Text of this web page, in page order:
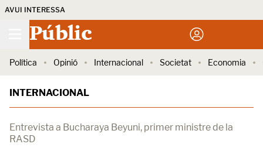
AVUI INTERESSA
Públic
Política Opinió Internacional Societat Economia
INTERNACIONAL
Entrevista a Bucharaya Beyuni, primer ministre de la
RASD